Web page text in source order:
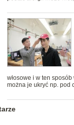
włosowe i w ten
można je ukryć np. pod